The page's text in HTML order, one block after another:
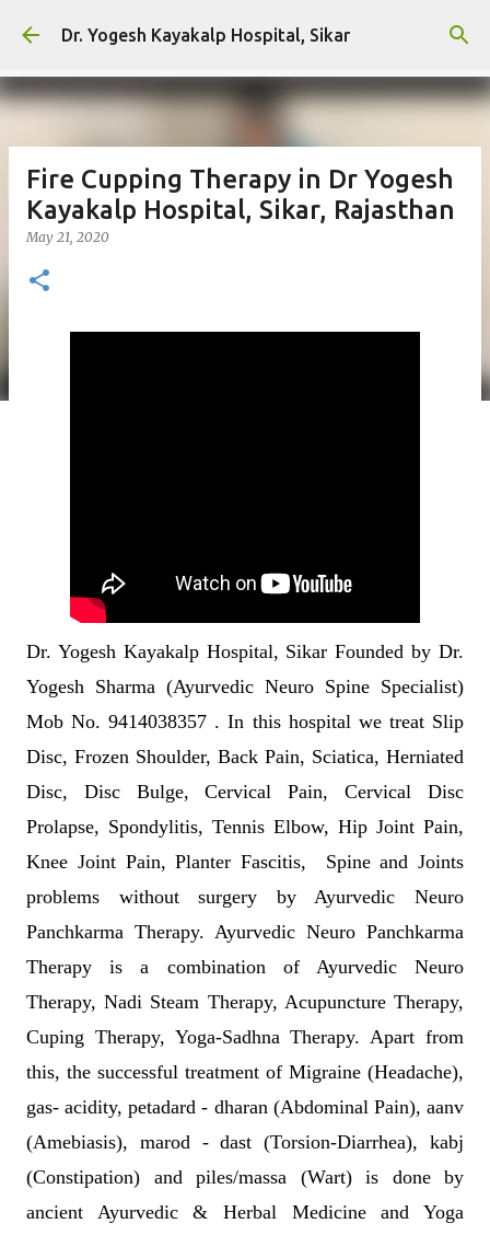
Skip to main content
Dr. Yogesh Kayakalp Hospital, Sikar
Fire Cupping Therapy in Dr Yogesh
Kayakalp Hospital, Sikar, Rajasthan
May 21, 2020
Dr. Yogesh Kayakalp Hospital, Sikar Founded by Dr.
Yogesh Sharma (Ayurvedic Neuro Spine Specialist)
Mob No. 9414038357 . In this hospital we treat Slip
Disc, Frozen Shoulder, Back Pain, Sciatica, Herniated
Disc, Disc Bulge, Cervical Pain, Cervical Disc
Prolapse, Spondylitis, Tennis Elbow, Hip Joint Pain,
Knee Joint Pain, Planter Fascitis, Spine and Joints
problems without surgery by Ayurvedic Neuro
Panchkarma Therapy. Ayurvedic Neuro Panchkarma
Therapy is a combination of Ayurvedic Neuro
Therapy, Nadi Steam Therapy, Acupuncture Therapy,
Cuping Therapy, Yoga-Sadhna Therapy. Apart from
this, the successful treatment of Migraine (Headache),
gas- acidity, petadard - dharan (Abdominal Pain), aanv
(Amebiasis), marod - dast (Torsion-Diarrhea), kabj
(Constipation) and piles/massa (Wart) is done by
ancient Ayurvedic & Herbal Medicine and Yoga